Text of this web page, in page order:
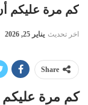
كم مرة عليكم
اخر تحديث يناير 25, 2026
Share
كم مرة